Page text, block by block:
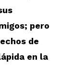
pero
de
en la